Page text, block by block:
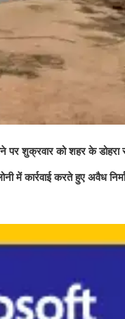
शुक्रवार को शहर के डोहरा
में कार्रवाई करते हुए अवैध